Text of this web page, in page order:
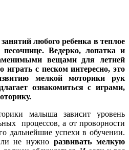
любого ребенка в теплое
Ведерко, лопатка и
вещами для летней
играть с песком интересно, это
мелкой моторики рук
ознакомиться с играми,
малыша зависит уровень
процессов, а от проворности
дальнейшие успехи в обучении.
не нужноразвивать мелкую